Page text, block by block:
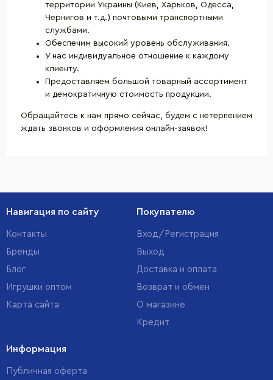
территории Украины (Киев, Харьков, Одесса,
Чернигов и т.д.) почтовыми транспортными
службами.
Обеспечим высокий уровень обслуживания.
У нас индивидуальное отношение к каждому
клиенту.
Предоставляем большой товарный ассортимент
и демократичную стоимость продукции.
Обращайтесь к нам прямо сейчас, будем с нетерпением
ждать звонков и оформления онлайн-заявок!
Навигация по сайту
Контакты
Бренды
Блог
Игрушки оптом
Карта сайта
Покупателю
Вход/Регистрация
Выход
Доставка и оплата
Возврат и обмен
О магазине
Кредит
Информация
Публичная оферта